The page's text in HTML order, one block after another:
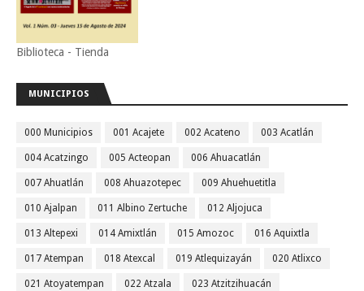
Biblioteca - Tienda
MUNICIPIOS
000 Municipios 001 Acajete 002 Acateno 003 Acatlán
004 Acatzingo 005 Acteopan 006 Ahuacatlán
007 Ahuatlán 008 Ahuazotepec 009 Ahuehuetitla
010 Ajalpan 011 Albino Zertuche 012 Aljojuca
013 Altepexi 014 Amixtlán 015 Amozoc 016 Aquixtla
017 Atempan 018 Atexcal 019 Atlequizayán 020 Atlixco
021 Atoyatempan 022 Atzala 023 Atzitzihuacán